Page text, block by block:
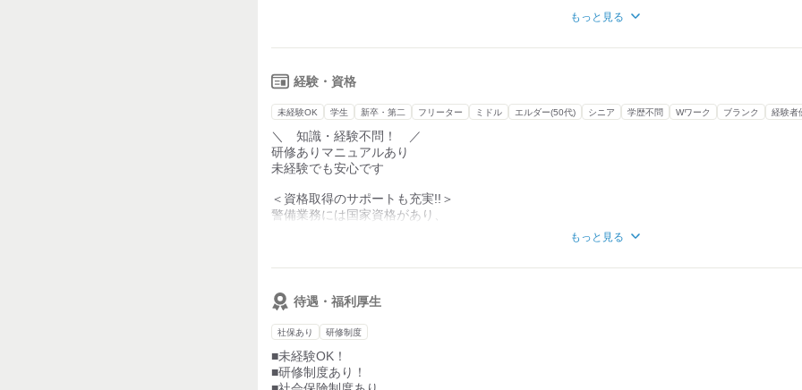
当日払いに対応しております！
急な出費にも安心です！
・施設、道路での警備業務
などのお仕事があります。
チームで行うので
未経験でも徐々に覚えていけます！
もっと見る
経験・資格
未経験OK 学生 新卒・第二 フリーター ミドル エルダー(50代) シニア 学歴不問 Wワーク ブランク 経験者
＼ 知識・経験不問！ ／
研修ありマニュアルあり
未経験でも安心です
＜資格取得のサポートも充実!!＞
警備業務には国家資格があり、
(施設警備業務、交通誘導警備業務、雑踏警備業務など)
※合格率も全国平均よりも高い割合になっています。
未経験から国家資格を目指したい方にもおススメ！
もっと見る
待遇・福利厚生
社保あり 研修制度
■未経験OK！
■研修制度あり！